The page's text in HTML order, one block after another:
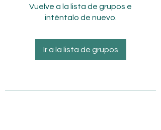
Vuelve a la lista de grupos e
inténtalo de nuevo.
Ir a la lista de grupos